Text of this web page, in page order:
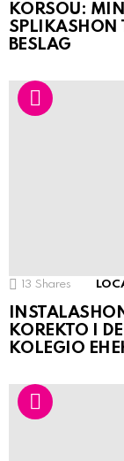
KORSOU:
SPLIKASHON
BESLAG
13 Shares
KOREKTO I
KOLEGIO